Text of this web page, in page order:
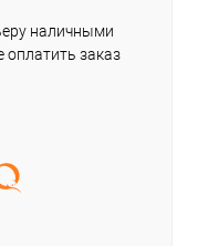
наличными
оплатить заказ